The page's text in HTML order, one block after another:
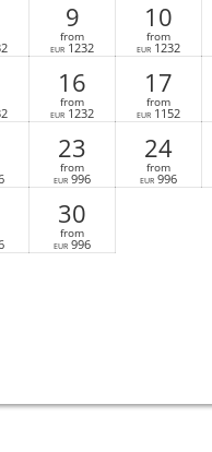
9
from
EUR 1232
10
from
EUR 1232
16
from
EUR 1232
17
from
EUR 1152
23
from
EUR 996
24
from
EUR 996
30
from
EUR 996